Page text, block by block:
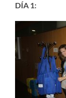
DÍA 1: